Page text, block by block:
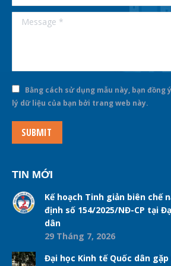
Message *
Bằng cách sử dụng mẫu này, bạn
lý dữ liệu của bạn bởi trang web này.
SUBMIT
TIN MỚI
Kế hoạch Tinh giản biên chế
định số 154/2025/NĐ-CP tại
dân
29 Tháng 7, 2026
Đại học Kinh tế Quốc dân